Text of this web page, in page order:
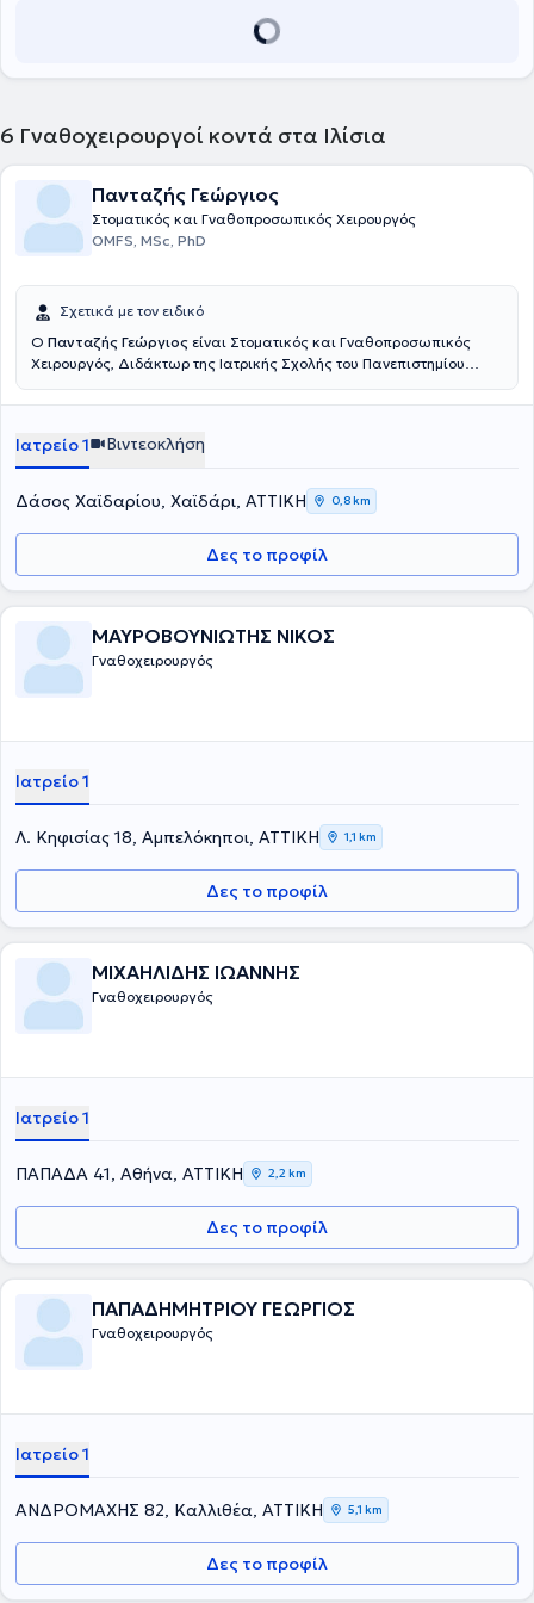
6 Γναθοχειρουργοί κοντά στα Ιλίσια
Πανταζής Γεώργιος
Στοματικός και Γναθοπροσωπικός Χειρουργός
OMFS, MSc, PhD
Σχετικά με τον ειδικό
Ο Πανταζής Γεώργιος είναι Στοματικός και Γναθοπροσωπικός
Χειρουργός, Διδάκτωρ της Ιατρικής Σχολής του Πανεπιστημίου
Κόρινθο, όπου αντιμετωπίζονται μέσης και μεγάλης βαρύτητας
σε ιδιωτικό πολυϊατρείο στην Αθήνα. Διαθέτει 25 έτη κλινικής
εμπειρίας με ιδιαίτερη ενασχόληση, πέραν όλου του φάσματος των
ενδοστοματικών χειρουργικών επεμβάσεων, τις παθήσεις της
Κροταφογναθικής Άρθρωσης, των Σιελογόνων Αδένων, την
Τραυματολογία και την Αποκατάσταση της περιοχής.
Ιατρείο 1 Βιντεοκλήση
Δάσος Χαϊδαρίου, Χαϊδάρι, ΑΤΤΙΚΗ 0,8 km
Δες το προφίλ
ΜΑΥΡΟΒΟΥΝΙΩΤΗΣ ΝΙΚΟΣ
Γναθοχειρουργός
Ιατρείο 1
Λ. Κηφισίας 18, Αμπελόκηποι, ΑΤΤΙΚΗ 1,1 km
Δες το προφίλ
ΜΙΧΑΗΛΙΔΗΣ ΙΩΑΝΝΗΣ
Γναθοχειρουργός
Ιατρείο 1
ΠΑΠΑΔΑ 41, Αθήνα, ΑΤΤΙΚΗ 2,2 km
Δες το προφίλ
ΠΑΠΑΔΗΜΗΤΡΙΟΥ ΓΕΩΡΓΙΟΣ
Γναθοχειρουργός
Ιατρείο 1
ΑΝΔΡΟΜΑΧΗΣ 82, Καλλιθέα, ΑΤΤΙΚΗ 5,1 km
Δες το προφίλ